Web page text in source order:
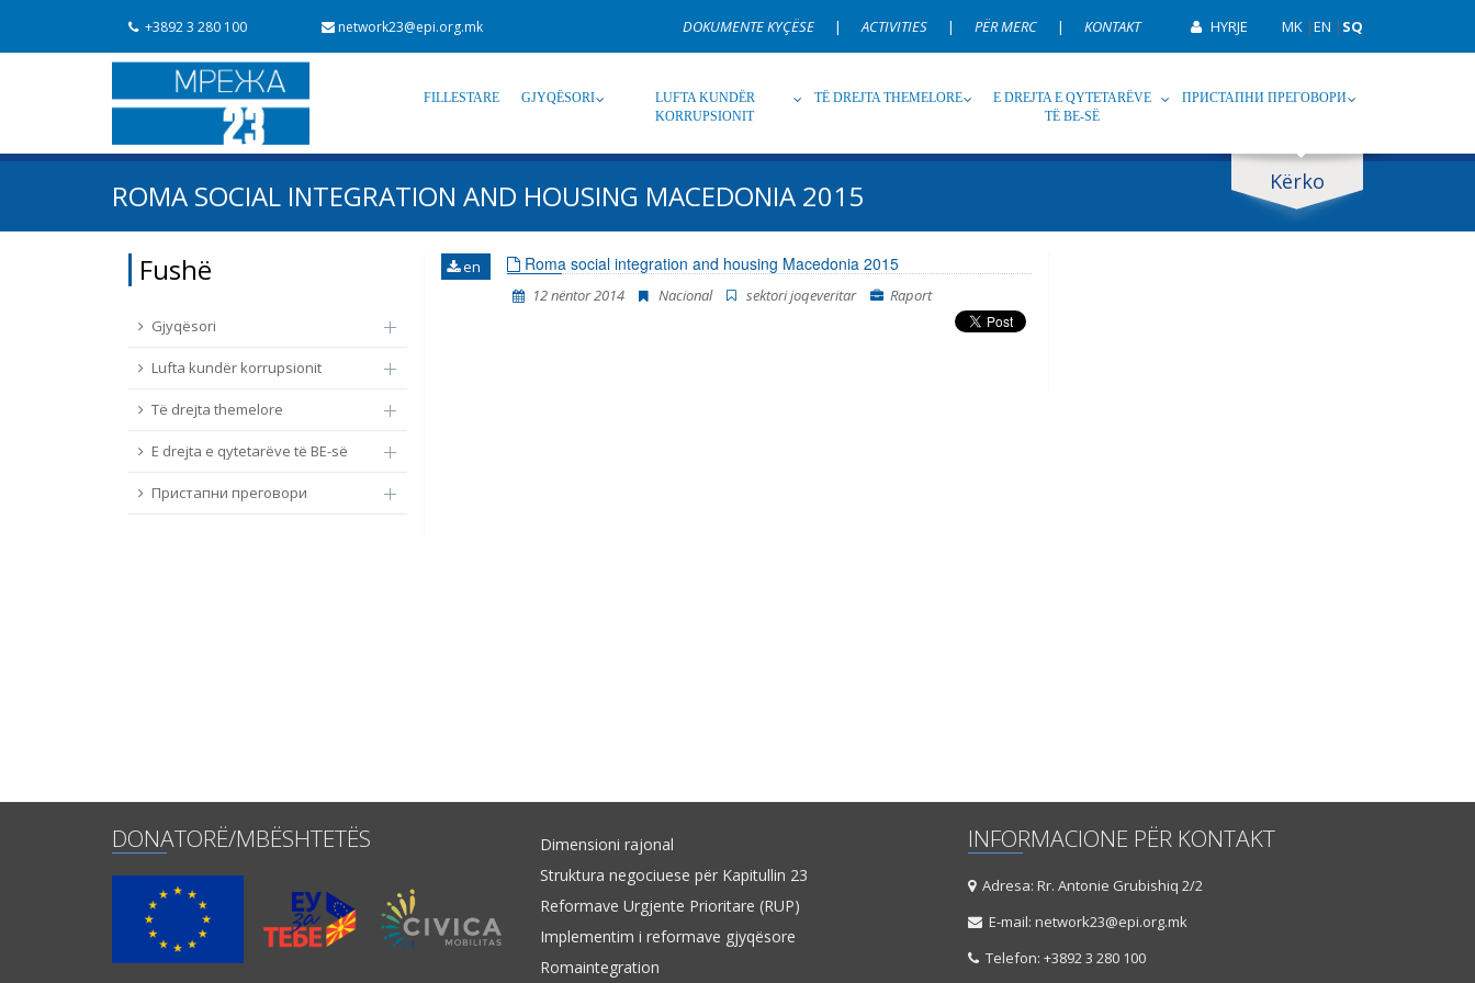
+3892 3 280 100 network23@epi.org.mk DOKUMENTE KYÇËSE | ACTIVITIES | PËR MERC | KONTAKT HYRJE MK |EN | SQ
FILLESTARE GJYQËSORI
LUFTA KUNDËR
KORRUPSIONIT
TË DREJTA THEMELORE
E DREJTA E QYTETARËVE
TË BE-SË
ПРИСТАПНИ ПРЕГОВОРИ
Kërko
Kërko dokumente
Gjuhë Emër, përshkrim ose fjalen
ROMA SOCIAL INTEGRATION AND HOUSING MACEDONIA 2015
Fushë
Gjyqësori
Lufta kundër korrupsionit
Të drejta themelore
E drejta e qytetarëve të BE-së
Пристапни преговори
en Roma social integration and housing Macedonia 2015
12 nëntor 2014 Nacional sektori joqeveritar Raport
DONATORË/MBËSHTETËS
Dimensioni rajonal
Struktura negociuese për Kapitullin 23
Reformave Urgjente Prioritare (RUP)
Implementim i reformave gjyqësore
Romaintegration
INFORMACIONE PËR KONTAKT
Adresa: Rr. Antonie Grubishiq 2/2
E-mail: network23@epi.org.mk
Telefon: +3892 3 280 100